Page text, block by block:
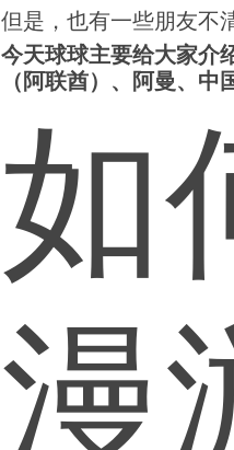
但是，也有一些朋友不
今天球球主要给大家介
（阿联酋）、阿曼、中
如
漫